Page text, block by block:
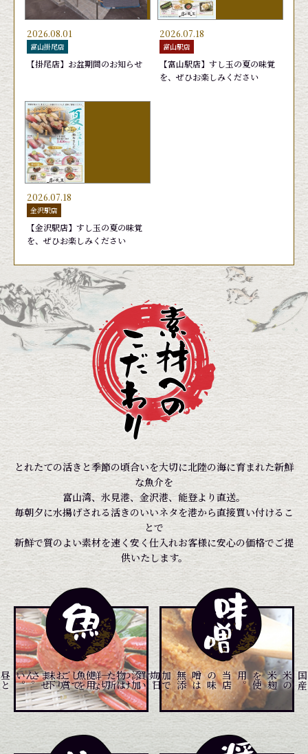
おま
おす
440円
天然
1,760円
お勧
2,090
2026.08.01
富山掛尾店
【掛尾店】お盆期間のお知らせ
2026.07.18
富山駅店
【富山駅店】すし玉の夏の味覚
を、ぜひお楽しみください
2026.07.18
金沢駅店
【金沢駅店】すし玉の夏の味覚
を、ぜひお楽しみください
とれたての活きと季節の頃合いを大切に北陸の海に育まれた新鮮
な魚介を
富山湾、氷見港、金沢港、能登より直送。
毎朝夕に水揚げされる活きのいいネタを港から直接買い付けるこ
とで
新鮮で質のよい素材を速く安く仕入れお客様に安心の価格でご提
供いたします。
石
川
県
、
富
山
県
の
港
や
市
場
よ
り
毎
日
買
い
つ
け
た
新
鮮
な
魚
を
ご
賞
味
下
さい
。
す 。
当
店
の
味
噌
は
無
添
加
で
す
。
添
加
物
は
一
切
使
用
し
て
お
り
ま
せ
ん
。